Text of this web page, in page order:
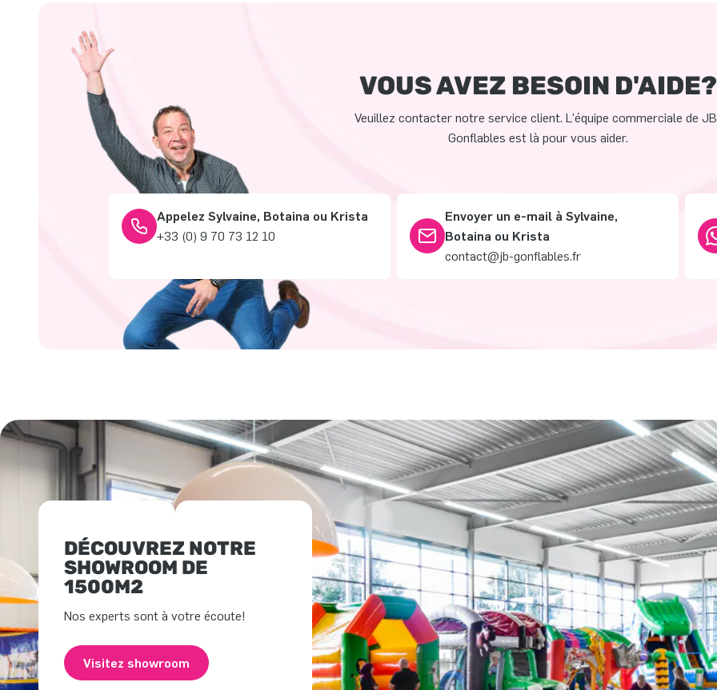
VOUS AVEZ BESOIN D'AIDE?
Veuillez contacter notre service client. L'équipe commerciale de
Gonflables est là pour vous aider.
Appelez Sylvaine, Botaina ou Krista
+33 (0) 9 70 73 12 10
Envoyer un e-mail à Sylvaine,
Botaina ou Krista
contact@jb-gonflables.fr
DÉCOUVREZ NOTRE
SHOWROOM DE
1500M2
Nos experts sont à votre écoute!
Visitez showroom